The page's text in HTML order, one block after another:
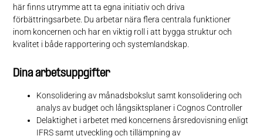
här finns utrymme att ta egna initiativ och driva
förbättringsarbete. Du arbetar nära flera centrala funktioner
inom koncernen och har en viktig roll i att bygga struktur och
kvalitet i både rapportering och systemlandskap.
Dina arbetsuppgifter
Konsolidering av månadsbokslut samt konsolidering och
analys av budget och långsiktsplaner i Cognos Controller
Delaktighet i arbetet med koncernens årsredovisning enligt
IFRS samt utveckling och tillämpning av